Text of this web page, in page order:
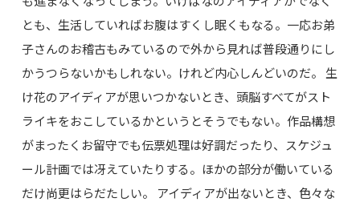
とも、生活していればお腹はすくし眠くもなる。一応お弟
子さんのお稽古もみているので外から見れば普段通りにし
かうつらないかもしれない。けれど内心しんどいのだ。 生
け花のアイディアが思いつかないとき、頭脳すべてがスト
ライキをおこしているかというとそうでもない。作品構想
がまったくお留守でも伝票処理は好調だったり、スケジュ
ール計画では冴えていたりする。ほかの部分が働いている
だけ尚更はらだたしい。 アイディアが出ないとき、色々な